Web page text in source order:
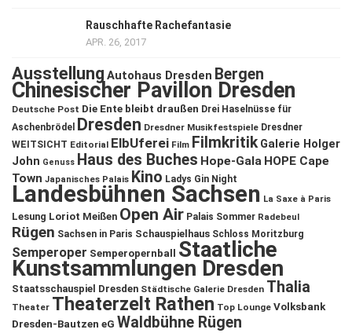
Rauschhafte Rachefantasie
APR. 26, 2017
Ausstellung Autohaus Dresden Bergen
Chinesischer Pavillon Dresden
Deutsche Post Die Ente bleibt draußen Drei Haselnüsse für
Aschenbrödel
Dresden Dresdner Musikfestspiele Dresdner
WEITSICHT Editorial ElbUferei Film Filmkritik Galerie Holger
John Genuss Haus des Buches Hope-Gala HOPE Cape
Town Japanisches Palais Kino Ladys Gin Night
Landesbühnen Sachsen La Saxe à Paris
Lesung Loriot Meißen Open Air Palais Sommer Radebeul
Rügen Sachsen in Paris Schauspielhaus Schloss Moritzburg
Semperoper Semperopernball Staatliche
Kunstsammlungen Dresden
Staatsschauspiel Dresden Städtische Galerie Dresden Thalia
Theater Theaterzelt Rathen Top Lounge Volksbank
Dresden-Bautzen eG Waldbühne Rügen